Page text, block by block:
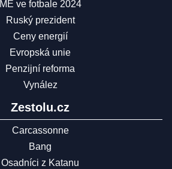
ME ve fotbale 2024
Ruský prezident
Ceny energií
Evropská unie
Penzijní reforma
Vynález
Zestolu.cz
Carcassonne
Bang
Osadníci z Katanu